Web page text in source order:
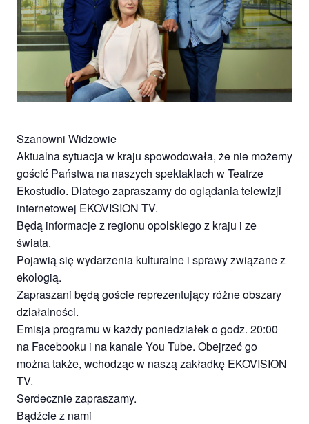
widzów
na
spektakle,
wernisaże,
Opole
Szanowni Widzowie
Aktualna sytuacja w kraju spowodowała, że nie możemy
gościć Państwa na naszych spektaklach w Teatrze
Ekostudio. Dlatego zapraszamy do oglądania telewizji
internetowej EKOVISION TV.
Będą informacje z regionu opolskiego z kraju i ze
świata.
Pojawią się wydarzenia kulturalne i sprawy związane z
ekologią.
Zapraszani będą goście reprezentujący różne obszary
działalności.
Emisja programu w każdy poniedziałek o godz. 20:00
na Facebooku i na kanale You Tube. Obejrzeć go
można także, wchodząc w naszą zakładkę EKOVISION
TV.
Serdecznie zapraszamy.
Bądźcie z nami